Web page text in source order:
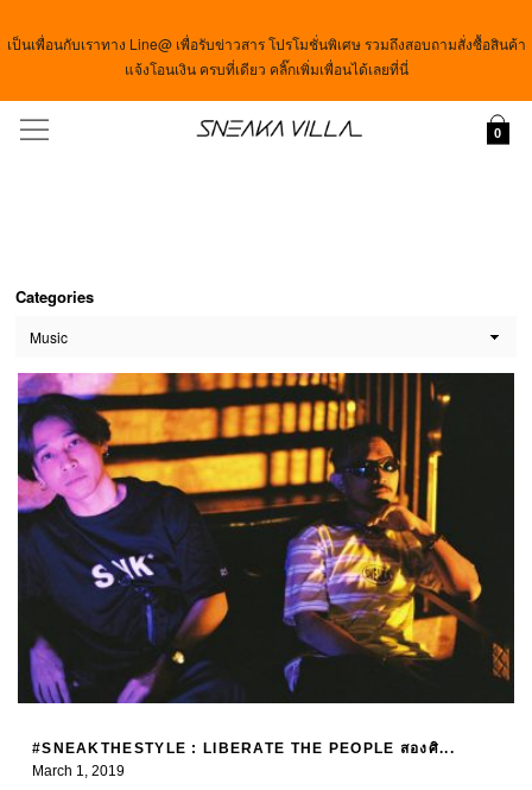
เป็นเพื่อนกับเราทาง Line@ เพื่อรับข่าวสาร โปรโมชั่นพิเศษ รวมถึงสอบถามสั่งซื้อสินค้า
แจ้งโอนเงิน ครบที่เดียว คลิ๊กเพิ่มเพื่อนได้เลยที่นี่
0
Menu
Categories
#SNEAKTHESTYLE : LIBERATE THE PEOPLE สองศิ...
March 1, 2019